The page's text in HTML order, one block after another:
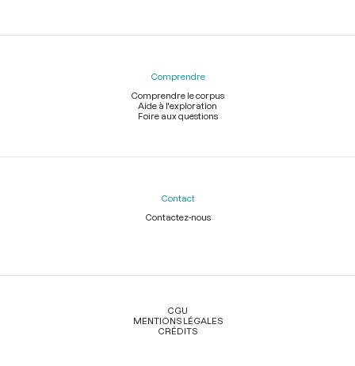
Comprendre
Comprendre le corpus
Aide à l'exploration
Foire aux questions
Contact
Contactez-nous
Légal
CGU
MENTIONS LÉGALES
CRÉDITS